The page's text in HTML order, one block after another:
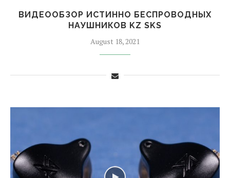
ВИДЕООБЗОР ИСТИННО БЕСПРОВОДНЫХ
НАУШНИКОВ KZ SKS
August 18, 2021